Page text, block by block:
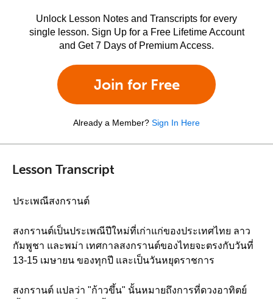
Unlock Lesson Notes and Transcripts for every
single lesson. Sign Up for a Free Lifetime Account
and Get 7 Days of Premium Access.
Join for Free
Already a Member? Sign In Here
Lesson Transcript
ประเพณีสงกรานต์
สงกรานต์เป็นประเพณีปีใหม่ที่เก่าแก่ของประเทศไทย ลาว
กัมพูชา และพม่า เทศกาลสงกรานต์ของไทยจะตรงกับวันที่
13-15 เมษายน ของทุกปี และเป็นวันหยุดราชการ
สงกรานต์ แปลว่า "ก้าวขึ้น" นั้นหมายถึงการที่ดวงอาทิตย์